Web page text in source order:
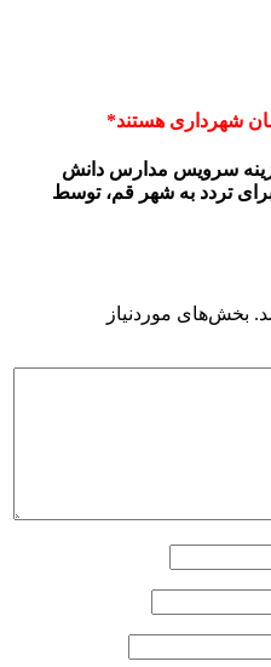
شهرداری هستند*
سرویس مدارس دانش
تردد به شهر قم، توسط
بخش‌های موردنیاز